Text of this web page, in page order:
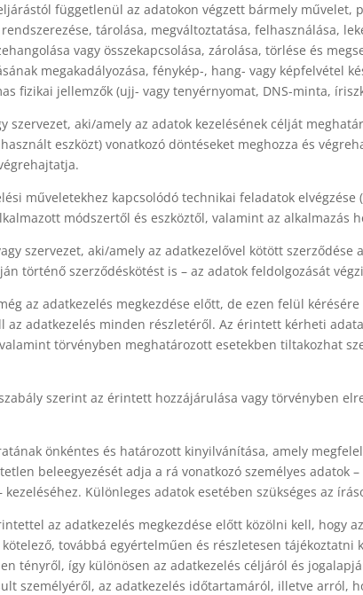
függetlenül az adatokon végzett bármely művelet,
tárolása, megváltoztatása, felhasználása,
vagy összekapcsolása, zárolása, törlése és
megakadályozása, fénykép-, hang- vagy képfelvétel
fizikai jellemzők (ujj- vagy tenyérnyomat, DNS-minta,
szervezet, aki/amely az adatok kezelésének célját
eszközt) vonatkozó döntéseket meghozza és
műveletekhez kapcsolódó technikai feladatok elvégzése
módszertől és eszköztől, valamint az alkalmazás
szervezet, aki/amely az adatkezelővel kötött szerződése
történő szerződéskötést is – az adatok feldolgozását
az adatkezelés megkezdése előtt, de ezen felül
az adatkezelés minden részletéről. Az érintett kérheti
törvényben meghatározott esetekben tiltakozhat
szerint az érintett hozzájárulása vagy törvényben
önkéntes és határozott kinyilvánítása, amely
beleegyezését adja a rá vonatkozó személyes adatok
Különleges adatok esetében szükséges az
az adatkezelés megkezdése előtt közölni kell, hogy
továbbá egyértelműen és részletesen tájékoztatni
tényről, így különösen az adatkezelés céljáról és
személyéről, az adatkezelés időtartamáról, illetve arról,